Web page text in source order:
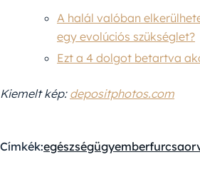
A halál valóban
egy evolúciós szükséglet?
Ezt a 4 dolgot betartva
Kiemelt kép: depositphotos.com
Címkék:egészségügyemberfurcsa